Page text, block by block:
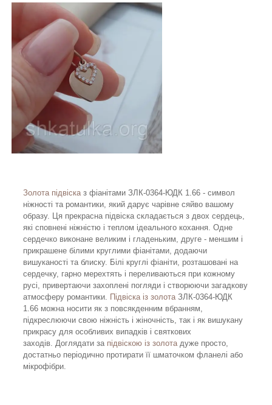
Золота підвісказ фіанітами ЗЛК-0364-ЮДК 1.66 - символ
ніжності та романтики, який дарує чарівне сяйво вашому
образу. Ця прекрасна підвіска складається з двох сердець,
які сповнені ніжністю і теплом ідеального кохання. Одне
сердечко виконане великим і гладеньким, друге - меншим і
прикрашене білими круглими фіанітами, додаючи
вишуканості та блиску. Білі круглі фіаніти, розташовані на
сердечку, гарно мерехтять і переливаються при кожному
русі, привертаючи захоплені погляди і створюючи загадкову
атмосферу романтики. Підвіска із золотаЗЛК-0364-ЮДК
1.66 можна носити як з повсякденним вбранням,
підкреслюючи свою ніжність і жіночність, так і як вишукану
прикрасу для особливих випадків і святкових
заходів. Доглядати за підвіскою із золотадуже просто,
достатньо періодично протирати її шматочком фланелі або
мікрофібри.